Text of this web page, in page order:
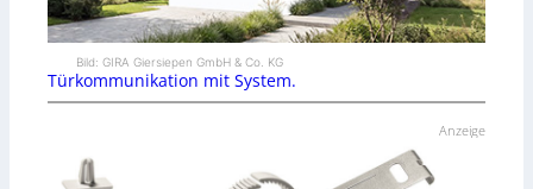
Bild: GIRA Giersiepen GmbH & Co. KG
Türkommunikation mit System.
Anzeige